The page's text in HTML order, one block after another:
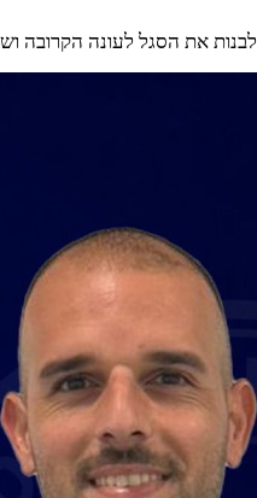
את הסגל לעונה הקרובה